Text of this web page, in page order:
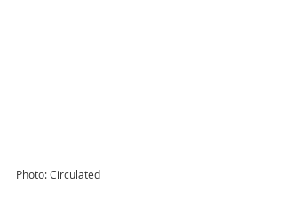
Photo: Circulated